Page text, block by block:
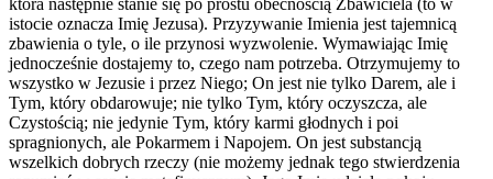
która następnie stanie się po prostu obecnością Zbawiciela (to w
istocie oznacza Imię Jezusa). Przyzywanie Imienia jest tajemnicą
zbawienia o tyle, o ile przynosi wyzwolenie. Wymawiając Imię
jednocześnie dostajemy to, czego nam potrzeba. Otrzymujemy to
wszystko w Jezusie i przez Niego; On jest nie tylko Darem, ale i
Tym, który obdarowuje; nie tylko Tym, który oczyszcza, ale
Czystością; nie jedynie Tym, który karmi głodnych i poi
spragnionych, ale Pokarmem i Napojem. On jest substancją
wszelkich dobrych rzeczy (nie możemy jednak tego stwierdzenia